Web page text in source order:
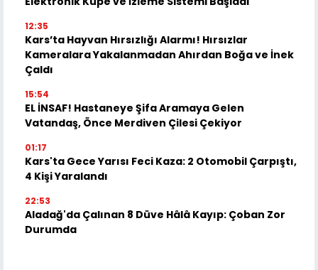
12:35
Kars’ta Hayvan Hırsızlığı Alarmı! Hırsızlar
Kameralara Yakalanmadan Ahırdan Boğa ve İnek
Çaldı
15:54
EL İNSAF! Hastaneye Şifa Aramaya Gelen
Vatandaş, Önce Merdiven Çilesi Çekiyor
01:17
Kars'ta Gece Yarısı Feci Kaza: 2 Otomobil Çarpıştı,
4 Kişi Yaralandı
22:53
Aladağ'da Çalınan 8 Düve Hâlâ Kayıp: Çoban Zor
Durumda